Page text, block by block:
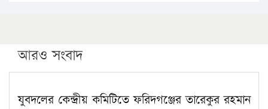
পিএইচডি করছেন কুয়েটের কৃতি…
সারা দেশে বজ্রাঘাতে ১৪ জনের প্রাণহানি
কঠোর হচ্ছে এসএসসি ও এইচএসসি পরীক্ষা
আরও সংবাদ
যুবদলের কেন্দ্রীয় কমিটিতে ফরিদগঞ্জের তারেকুর রহমান